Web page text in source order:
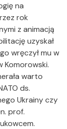
na
rok
z animacją
uzyskał
wręczył mu w
Komorowski.
warto
ds.
Ukrainy czy
prof.